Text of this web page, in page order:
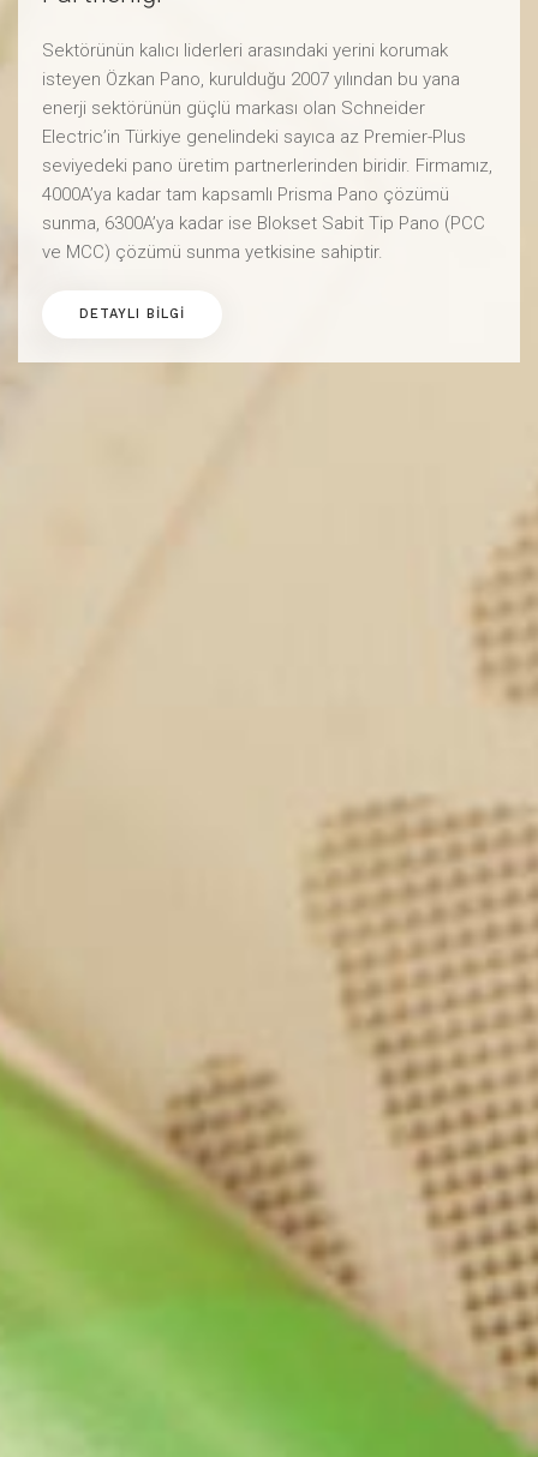
Sektörünün kalıcı liderleri arasındaki yerini korumak
isteyen Özkan Pano, kurulduğu 2007 yılından bu yana
enerji sektörünün güçlü markası olan Schneider
Electric’in Türkiye genelindeki sayıca az Premier-Plus
seviyedeki pano üretim partnerlerinden biridir. Firmamız,
4000A’ya kadar tam kapsamlı Prisma Pano çözümü
sunma, 6300A’ya kadar ise Blokset Sabit Tip Pano (PCC
ve MCC) çözümü sunma yetkisine sahiptir.
DETAYLI BILGI